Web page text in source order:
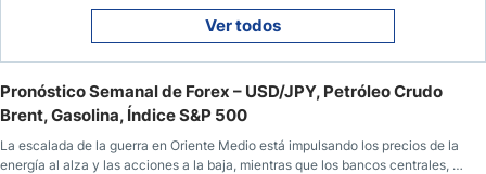
Ver todos
Pronóstico Semanal de Forex – USD/JPY, Petróleo Crudo
Brent, Gasolina, Índice S&P 500
La escalada de la guerra en Oriente Medio está impulsando los precios de la
energía al alza y las acciones a la baja, mientras que los bancos centrales, en